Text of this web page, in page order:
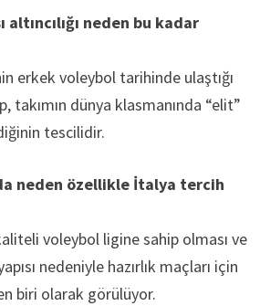
altıncılığı neden bu kadar
erkek voleybol tarihinde ulaştığı
takımın dünya klasmanında “elit”
tescilidir.
neden özellikle İtalya tercih
voleybol ligine sahip olması ve
nedeniyle hazırlık maçları için
biri olarak görülüyor.